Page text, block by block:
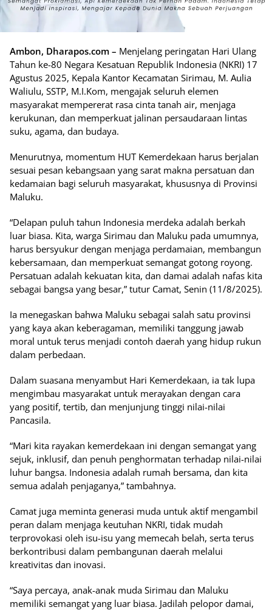
Ambon, Dharapos.com – Menjelang peringatan Hari Ulang
Tahun ke-80 Negara Kesatuan Republik Indonesia (NKRI) 17
Agustus 2025, Kepala Kantor Kecamatan Sirimau, M. Aulia
Waliulu, SSTP, M.I.Kom, mengajak seluruh elemen
masyarakat mempererat rasa cinta tanah air, menjaga
kerukunan, dan memperkuat jalinan persaudaraan lintas
suku, agama, dan budaya.
Menurutnya, momentum HUT Kemerdekaan harus berjalan
sesuai pesan kebangsaan yang sarat makna persatuan dan
kedamaian bagi seluruh masyarakat, khususnya di Provinsi
Maluku.
“Delapan puluh tahun Indonesia merdeka adalah berkah
luar biasa. Kita, warga Sirimau dan Maluku pada umumnya,
harus bersyukur dengan menjaga perdamaian, membangun
kebersamaan, dan memperkuat semangat gotong royong.
Persatuan adalah kekuatan kita, dan damai adalah nafas kita
sebagai bangsa yang besar,” tutur Camat, Senin (11/8/2025).
Ia menegaskan bahwa Maluku sebagai salah satu provinsi
yang kaya akan keberagaman, memiliki tanggung jawab
moral untuk terus menjadi contoh daerah yang hidup rukun
dalam perbedaan.
Dalam suasana menyambut Hari Kemerdekaan, ia tak lupa
mengimbau masyarakat untuk merayakan dengan cara
yang positif, tertib, dan menjunjung tinggi nilai-nilai
Pancasila.
“Mari kita rayakan kemerdekaan ini dengan semangat yang
sejuk, inklusif, dan penuh penghormatan terhadap nilai-nilai
luhur bangsa. Indonesia adalah rumah bersama, dan kita
semua adalah penjaganya,” tambahnya.
Camat juga meminta generasi muda untuk aktif mengambil
peran dalam menjaga keutuhan NKRI, tidak mudah
terprovokasi oleh isu-isu yang memecah belah, serta terus
berkontribusi dalam pembangunan daerah melalui
kreativitas dan inovasi.
“Saya percaya, anak-anak muda Sirimau dan Maluku
memiliki semangat yang luar biasa. Jadilah pelopor damai,